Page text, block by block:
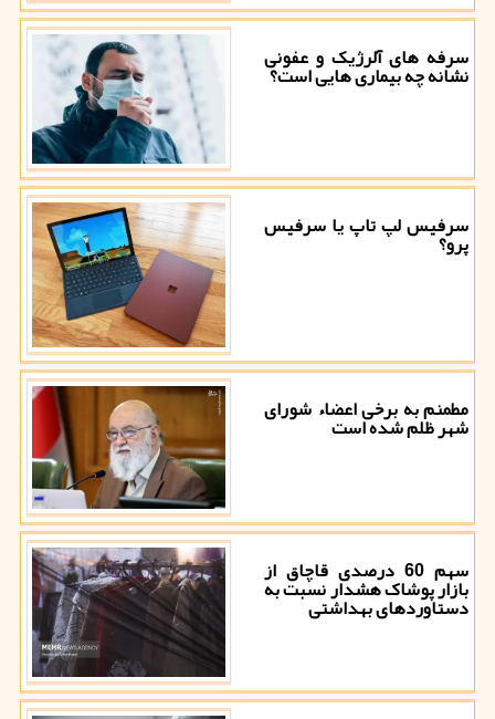
سرفه های آلرژیک و عفونی
نشانه چه بیماری هایی است؟
سرفیس لپ تاپ یا سرفیس
پرو؟
مطمنم به برخی اعضاء شورای
شهر ظلم شده است
سهم 60 درصدی قاچاق از
بازار پوشاک هشدار نسبت به
دستاوردهای بهداشتی